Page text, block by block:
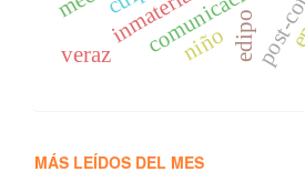
edipo
veraz niño
MÁS LEÍDOS DEL MES